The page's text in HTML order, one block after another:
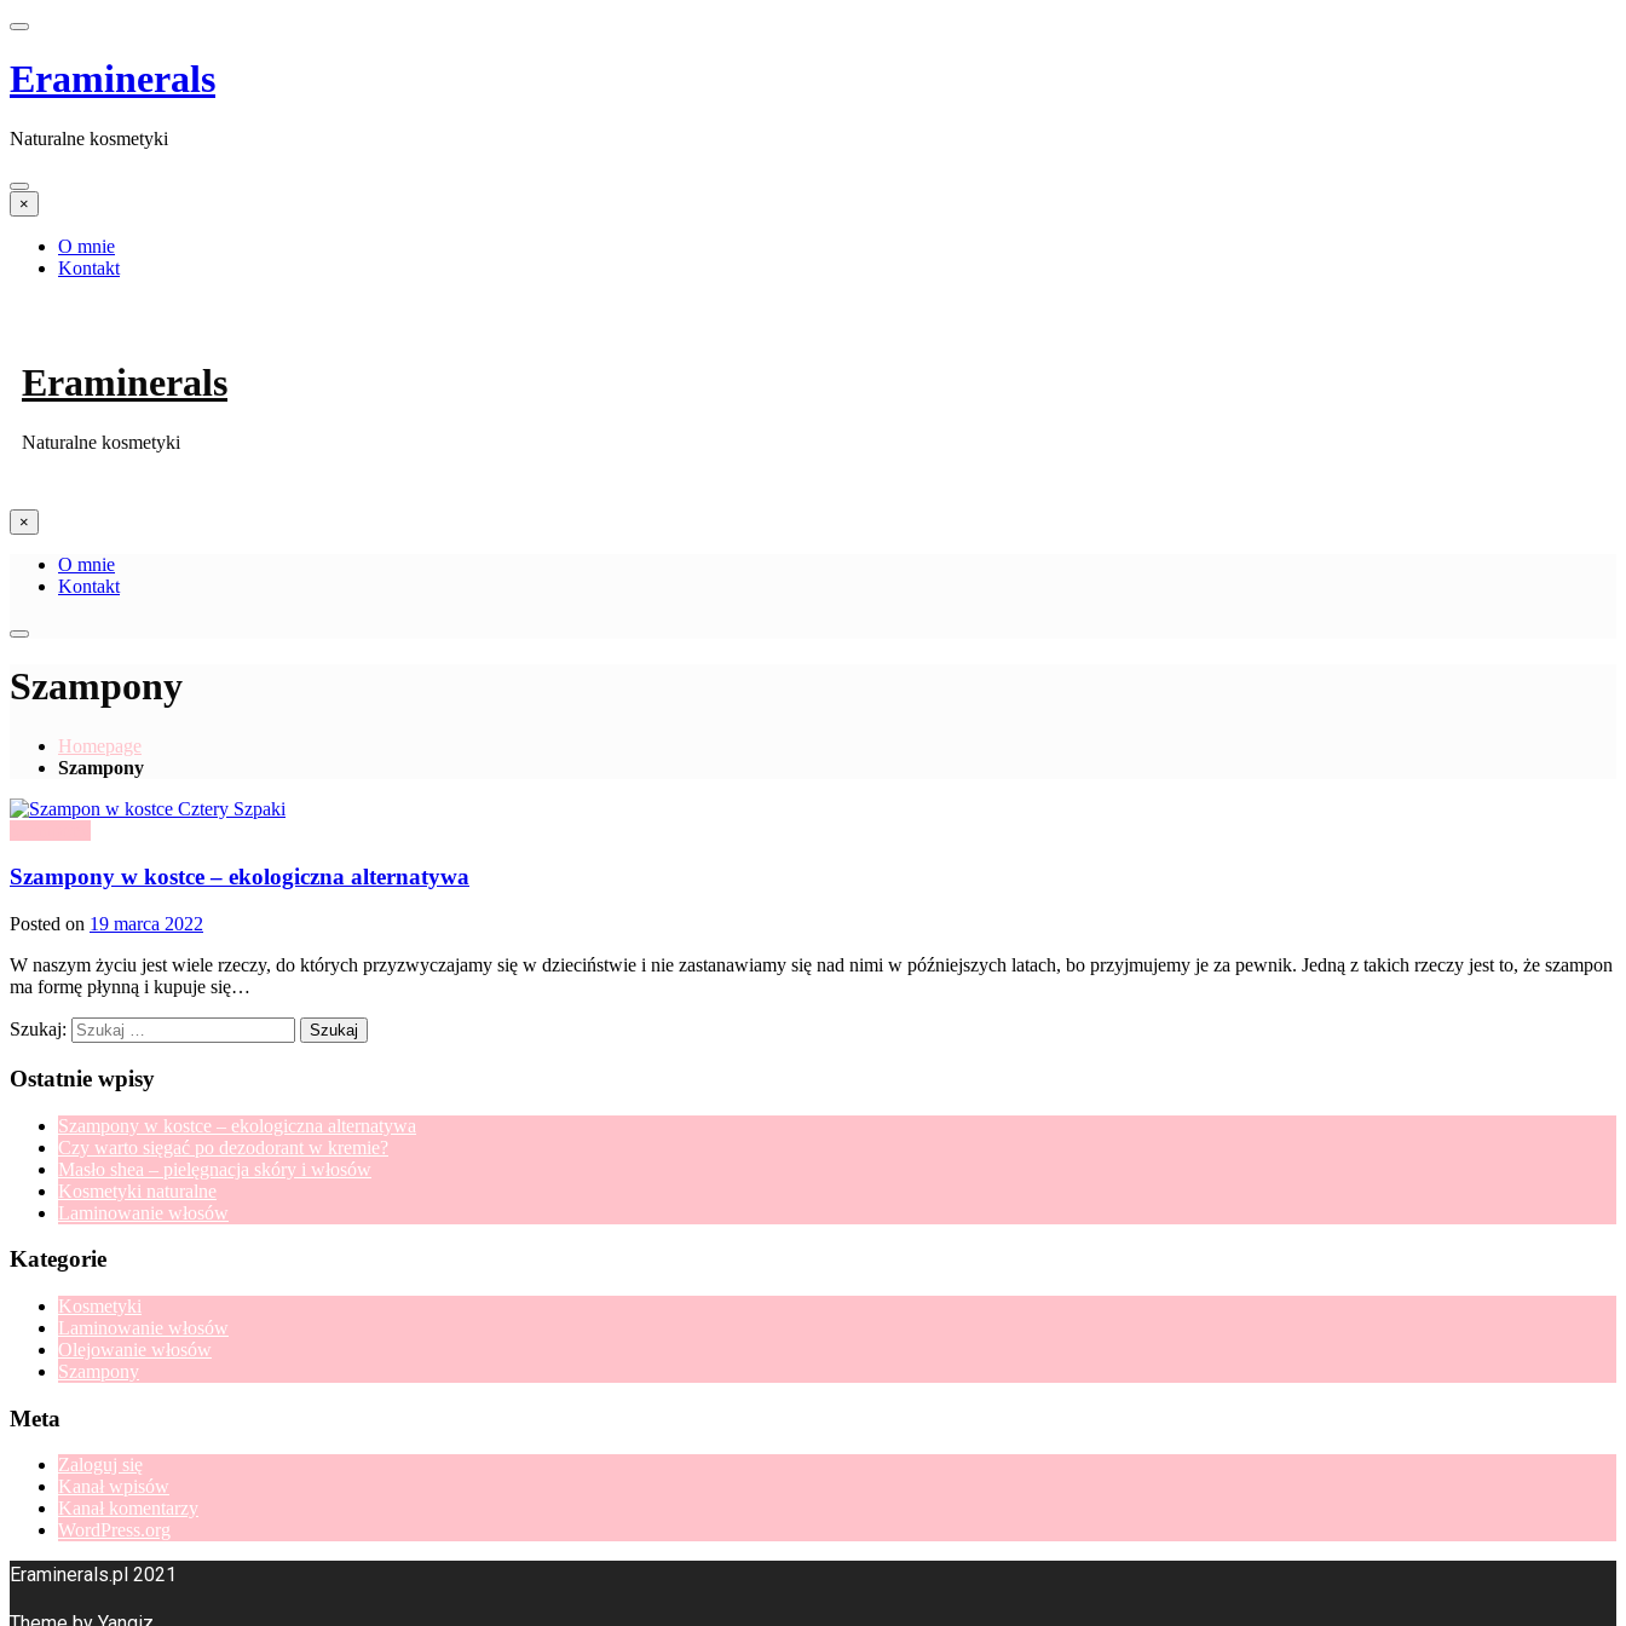
Eraminerals
Naturalne kosmetyki
×
O mnie
Kontakt
Eraminerals
Naturalne kosmetyki
×
O mnie
Kontakt
Szampony
Homepage
Szampony
Szampony w kostce – ekologiczna alternatywa
Posted on 19 marca 2022
W naszym życiu jest wiele rzeczy, do których przyzwyczajamy się w dzieciństwie i nie zastanawiamy się nad nimi w późniejszych latach, bo przyjmujemy je za pewnik. Jedną z takich rzeczy jest to, że szampon
ma formę płynną i kupuje się…
Szukaj:
Ostatnie wpisy
Szampony w kostce – ekologiczna alternatywa
Czy warto sięgać po dezodorant w kremie?
Masło shea – pielęgnacja skóry i włosów
Kosmetyki naturalne
Laminowanie włosów
Kategorie
Kosmetyki
Laminowanie włosów
Olejowanie włosów
Szampony
Meta
Zaloguj się
Kanał wpisów
Kanał komentarzy
WordPress.org
Eraminerals.pl 2021